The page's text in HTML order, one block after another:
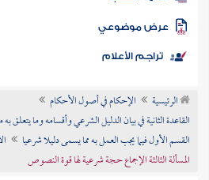
الكتب
موضوعي
تراجم الأعلام
الرئيسية
الإحكام في أصول الأحكام
القاعدة الثانية في بيان الدليل الشرعي وأقسامه وما يتعلق
القسم الأول فيما يجب العمل به مما يسمى دليلا شرعيا
المسألة الثالثة الإجماع حجة شرعية لها قوة النصوص